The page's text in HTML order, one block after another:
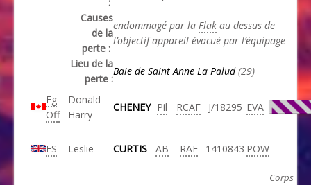
Causes
de la
perte :
endommagé par la Flak au dessus de
l’objectif appareil évacué par l’équipage
Lieu de la
perte :
Baie de Saint Anne La Palud(29)
Fg
Off
Donald
Harry
CHENEY Pil RCAF J/18295 EVA
FS Leslie CURTIS AB RAF 1410843 POW
Corps